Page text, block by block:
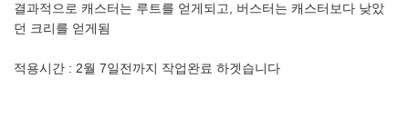
결과적으로 캐스터는 루트를 얻게되고, 버스터는 캐스터보다 낮았
던 크리를 얻게됨
적용시간 : 2월 7일전까지 작업완료 하겟습니다